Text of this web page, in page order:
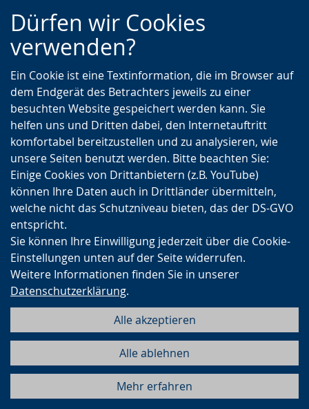
Zur
Hauptnavigation
Zur
Seitennavigation
Zum
Inhalt
Dürfen wir Cookies
verwenden?
Ein Cookie ist eine Textinformation, die im Browser auf
dem Endgerät des Betrachters jeweils zu einer
besuchten Website gespeichert werden kann. Sie
helfen uns und Dritten dabei, den Internetauftritt
komfortabel bereitzustellen und zu analysieren, wie
unsere Seiten benutzt werden. Bitte beachten Sie:
Einige Cookies von Drittanbietern (z.B. YouTube)
können Ihre Daten auch in Drittländer übermitteln,
welche nicht das Schutzniveau bieten, das der DS-GVO
entspricht.
Sie können Ihre Einwilligung jederzeit über die Cookie-
Einstellungen unten auf der Seite widerrufen.
Weitere Informationen finden Sie in unserer
Datenschutzerklärung.
Alle akzeptieren
Alle ablehnen
Mehr erfahren